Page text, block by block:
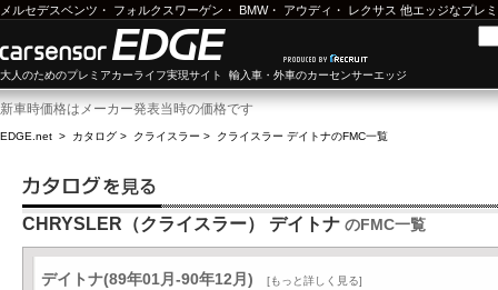
メルセデスベンツ ・ フォルクスワーゲン ・ BMW・ アウディ ・ レクサス 他エッジなプレ
大人のためのプレミアカーライフ実現サイト 輸入車・外車のカーセンサーエッジ
新車時価格はメーカー発表当時の価格です
EDGE.net > カタログ > クライスラー > クライスラー デイトナのFMC一覧
CHRYSLER（クライスラー） デイトナ のFMC一覧
デイトナ(89年01月-90年12月) [もっと詳しく見る]